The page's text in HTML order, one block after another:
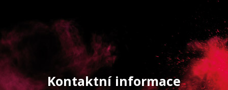
Kontaktní informace